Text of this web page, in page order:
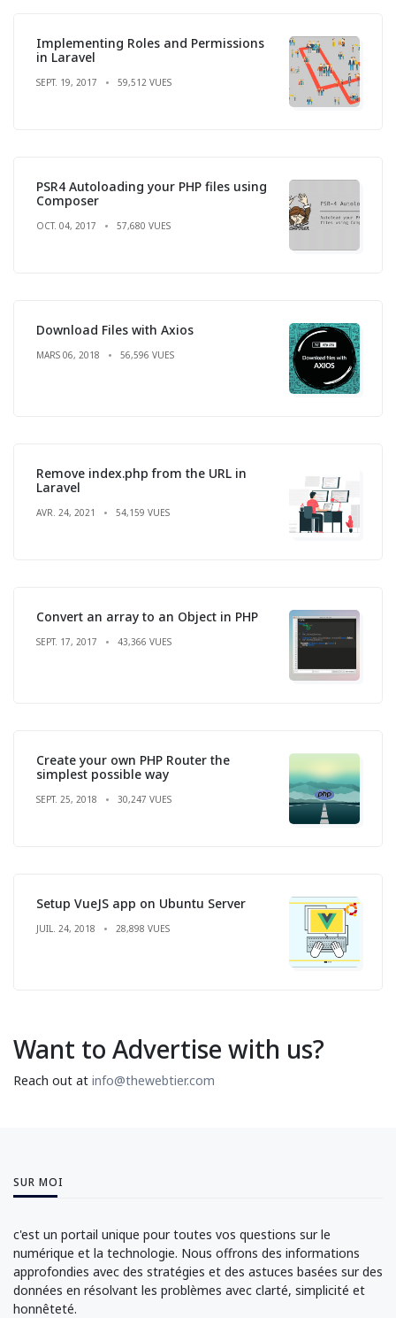
Implementing Roles and Permissions
in Laravel
SEPT. 19, 2017 59,512 VUES
PSR4 Autoloading your PHP files using
Composer
OCT. 04, 2017 57,680 VUES
Download Files with Axios
MARS 06, 2018 56,596 VUES
Remove index.php from the URL in
Laravel
AVR. 24, 2021 54,159 VUES
Convert an array to an Object in PHP
SEPT. 17, 2017 43,366 VUES
Create your own PHP Router the
simplest possible way
SEPT. 25, 2018 30,247 VUES
Setup VueJS app on Ubuntu Server
JUIL. 24, 2018 28,898 VUES
Want to Advertise with us?
Reach out at info@thewebtier.com
SUR MOI
c'est un portail unique pour toutes vos questions sur le
numérique et la technologie. Nous offrons des informations
approfondies avec des stratégies et des astuces basées sur des
données en résolvant les problèmes avec clarté, simplicité et
honnêteté.